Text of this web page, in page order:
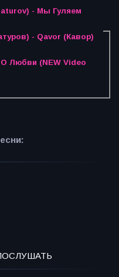
- Мы Гуляем
- Qavor (Кавор)
Любви (NEW Video